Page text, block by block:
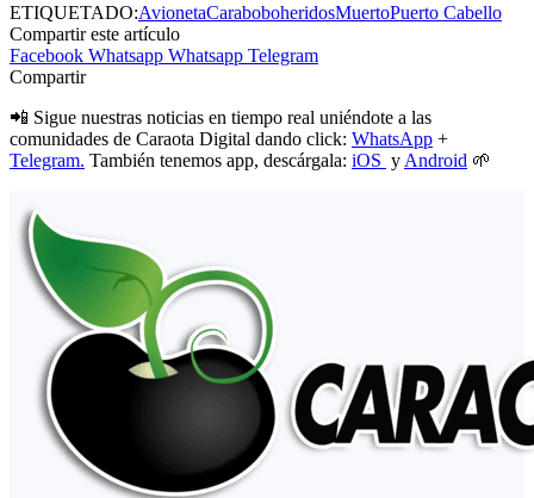
ETIQUETADO:AvionetaCaraboboheridosMuertoPuerto Cabello
Compartir este artículo
Facebook Whatsapp Whatsapp Telegram
Compartir
📲 Sigue nuestras noticias en tiempo real uniéndote a las
comunidades de Caraota Digital dando click: WhatsApp +
Telegram. También tenemos app, descárgala: iOS y Android 🌱